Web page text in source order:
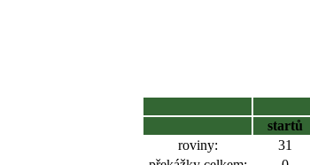
startů
roviny:
31